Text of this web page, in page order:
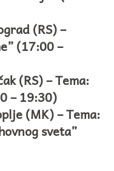
(RS) –
(17:00 –
(RS) – Tema:
– 19:30)
(MK) – Tema:
sveta”